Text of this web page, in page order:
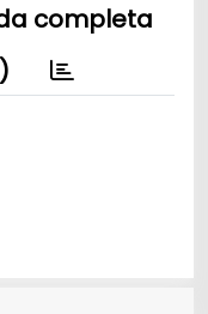
completa